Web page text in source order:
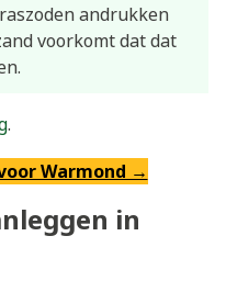
andrukken
voorkomt dat dat
.
Warmond →
in